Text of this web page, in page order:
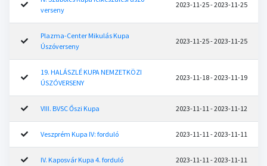
verseny
2023-11-25 - 2023-11-25
Plazma-Center Mikulás Kupa
Úszóverseny
2023-11-25 - 2023-11-25
19. HALÁSZLÉ KUPA NEMZETKÖZI
ÚSZÓVERSENY
2023-11-18 - 2023-11-19
VIII. BVSC Őszi Kupa 2023-11-11 - 2023-11-12
Veszprém Kupa IV: forduló 2023-11-11 - 2023-11-11
IV. Kaposvár Kupa 4. forduló 2023-11-11 - 2023-11-11